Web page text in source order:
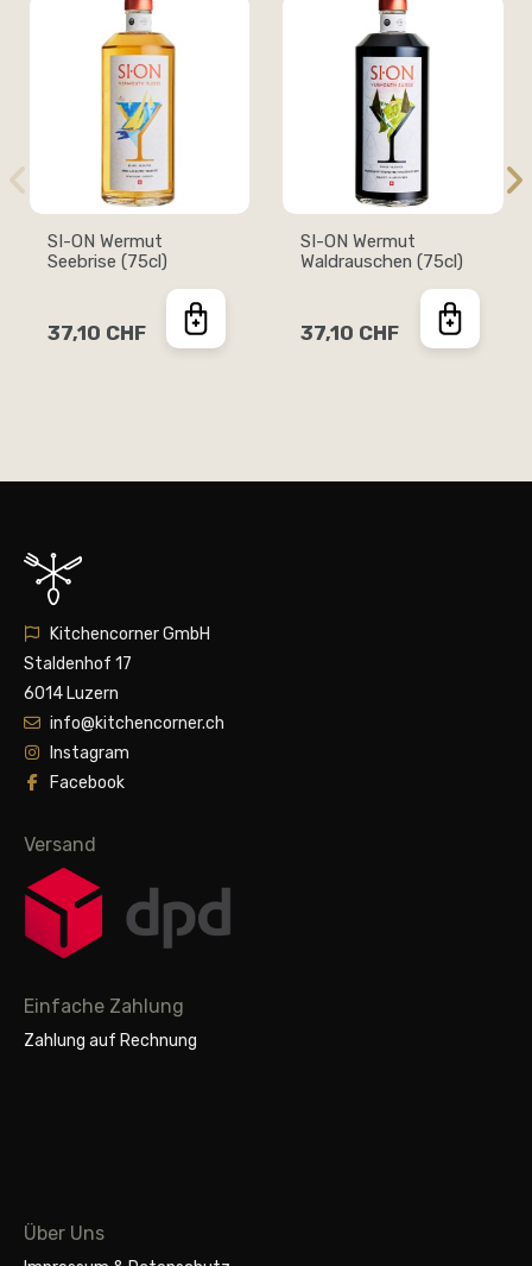
SI-ON Wermut
Seebrise (75cl)
37,10 CHF
SI-ON Wermut
Waldrauschen (75cl)
37,10 CHF
Kitchencorner GmbH
Staldenhof 17
6014 Luzern
info@kitchencorner.ch
Instagram
Facebook
Versand
Einfache Zahlung
Zahlung auf Rechnung
Über Uns